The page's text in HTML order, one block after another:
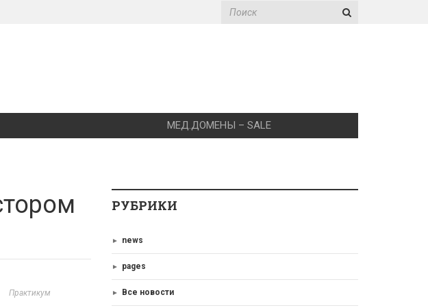
МЕД.ДОМЕНЫ – SALE
Практикум
РУБРИКИ
news
pages
Все новости